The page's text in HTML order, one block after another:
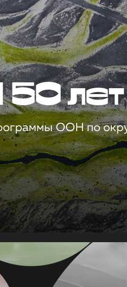
лет
ООН по